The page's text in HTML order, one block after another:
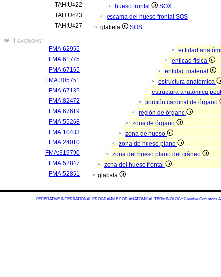
TAH:U422
hueso frontal
SOX
TAH:U423
escama del hueso frontal SOS
TAH:U427
glabela SOS
Taxonomy
FMA:62955
entidad
FMA:61775
entidad fisica
FMA:67165
entidad material
FMA:305751
estructura anatómica
FMA:67135
estructura anatómica
FMA:82472
porción cardinal de órgano
FMA:67619
región de órgano
FMA:55268
zona de órgano
FMA:10483
zona de hueso
FMA:24010
zona de hueso plano
FMA:319790
zona del hueso plano del cráneo
FMA:52847
zona del hueso frontal
FMA:52851
glabela
FEDERATIVE INTERNATIONAL PROGRAMME FOR ANATOMICAL TERMINOLOGY Creative Commons